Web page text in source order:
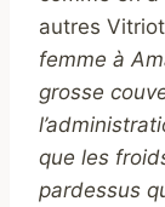
autres
femme à
grosse
que les
pardessus